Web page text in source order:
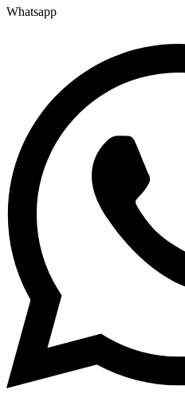
Whatsapp